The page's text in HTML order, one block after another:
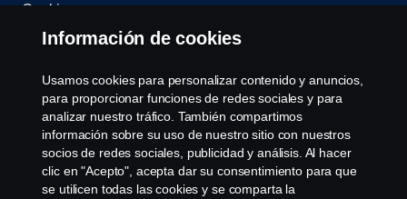
Cookies
Sistema de Denuncias
Configuración de cookies
Información de cookies
Usamos cookies para personalizar contenido y anuncios,
para proporcionar funciones de redes sociales y para
analizar nuestro tráfico. También compartimos
información sobre su uso de nuestro sitio con nuestros
socios de redes sociales, publicidad y análisis. Al hacer
clic en "Acepto", acepta dar su consentimiento para que
se utilicen todas las cookies y se comparta la